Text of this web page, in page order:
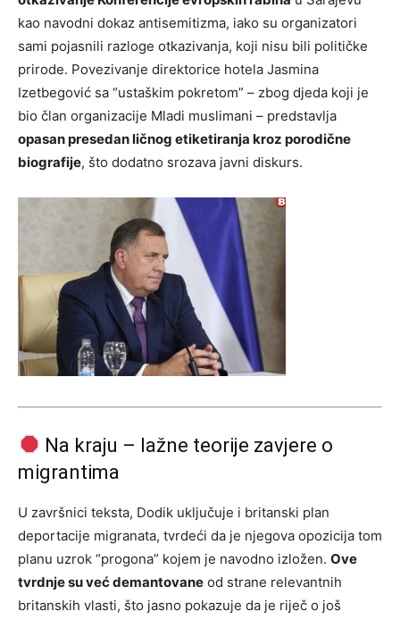
kao navodni dokaz antisemitizma, iako su organizatori
sami pojasnili razloge otkazivanja, koji nisu bili političke
prirode. Povezivanje direktorice hotela Jasmina
Izetbegović sa “ustaškim pokretom” – zbog djeda koji je
bio član organizacije Mladi muslimani – predstavlja
opasan presedan ličnog etiketiranja kroz porodične
biografije, što dodatno srozava javni diskurs.
Na kraju – lažne teorije zavjere o
migrantima
U završnici teksta, Dodik uključuje i britanski plan
deportacije migranata, tvrdeći da je njegova opozicija tom
planu uzrok “progona” kojem je navodno izložen. Ove
tvrdnje su već demantovane od strane relevantnih
britanskih vlasti, što jasno pokazuje da je riječ o još